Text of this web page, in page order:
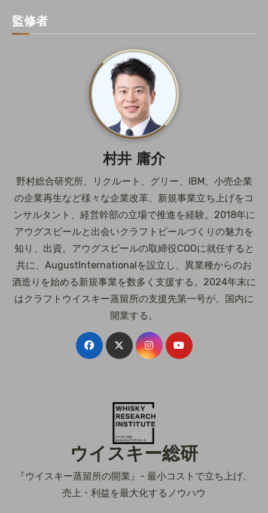
監修者
村井 庸介
野村総合研究所、リクルート、グリー、IBM、小売企業
の企業再生など様々な企業改革、新規事業立ち上げをコ
ンサルタント、経営幹部の立場で推進を経験。2018年に
アウグスビールと出会いクラフトビールづくりの魅力を
知り、出資。アウグスビールの取締役COOに就任すると
共に、AugustInternationalを設立し、異業種からのお
酒造りを始める新規事業を数多く支援する。2024年末に
はクラフトウイスキー蒸留所の支援先第一号が、国内に
開業する。
ウイスキー総研
『ウイスキー蒸留所の開業』- 最小コストで立ち上げ、
売上・利益を最大化するノウハウ